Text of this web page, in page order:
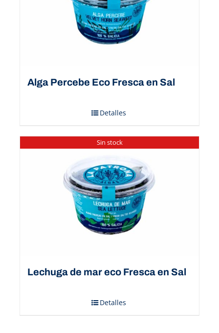
Alga Percebe Eco Fresca en Sal
Detalles
Sin stock
Lechuga de mar eco Fresca en Sal
Detalles